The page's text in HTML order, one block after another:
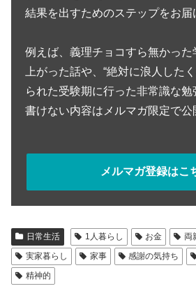
結果を出すためのステップをお届
例えば、義理チョコすら無かった
上がった話や、“絶対に浪人した
られた受験期に行った非常識な
書けない内容はメルマガ限定で公
メルマガ登録はこ
日常生活 1人暮らし お金 両
実家暮らし
家事 感謝の気持ち
精神的